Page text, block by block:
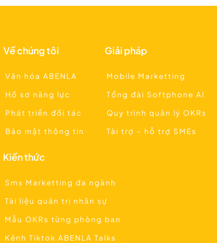
Về chúng tôi
Văn hóa ABENLA
Hồ sơ năng lực
Phát triển đối tác
Bảo mật thông tin
Giải pháp
Mobile Marketting
Tổng đài Softphone AI
Quy trình quản lý OKRs
Tài trợ – hỗ trợ SMEs
Kiến thức
Sms Marketting đa ngành
Tài liệu quản trị nhân sự
Mẫu OKRs từng phòng ban
Kênh Tiktok ABENLA Talks